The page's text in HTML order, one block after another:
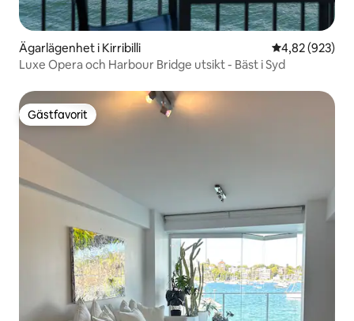
Ägarlägenhet i Kirribilli 4,82 av 5 i
4,82 (923)
Luxe Opera och Harbour Bridge utsikt - Bäst i Syd
Gästfavorit
Gästfavorit